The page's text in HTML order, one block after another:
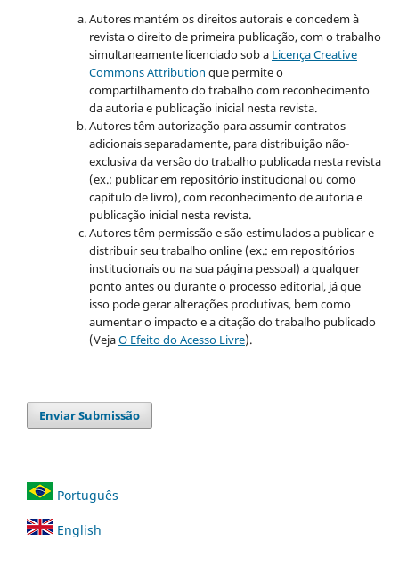
Autores mantém os direitos autorais e concedem à
revista o direito de primeira publicação, com o trabalho
simultaneamente licenciado sob a Licença Creative
Commons Attribution que permite o
compartilhamento do trabalho com reconhecimento
da autoria e publicação inicial nesta revista.
Autores têm autorização para assumir contratos
adicionais separadamente, para distribuição não-
exclusiva da versão do trabalho publicada nesta revista
(ex.: publicar em repositório institucional ou como
capítulo de livro), com reconhecimento de autoria e
publicação inicial nesta revista.
Autores têm permissão e são estimulados a publicar e
distribuir seu trabalho online (ex.: em repositórios
institucionais ou na sua página pessoal) a qualquer
ponto antes ou durante o processo editorial, já que
isso pode gerar alterações produtivas, bem como
aumentar o impacto e a citação do trabalho publicado
(VejaO Efeito do Acesso Livre).
Enviar Submissão
Português
English